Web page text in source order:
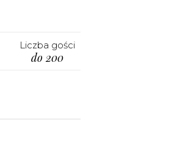
Liczba gości
do 200